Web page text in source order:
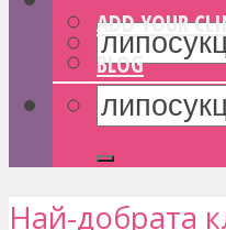
ADD YOUR
BLOG
Най-добрата